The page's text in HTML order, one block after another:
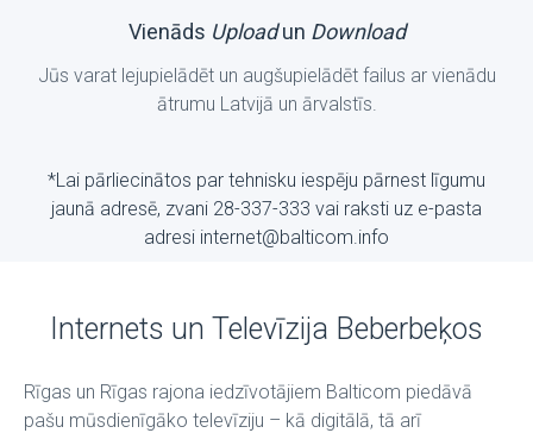
Vienāds Uploadun Download
Jūs varat lejupielādēt un augšupielādēt failus ar vienādu
ātrumu Latvijā un ārvalstīs.
*Lai pārliecinātos par tehnisku iespēju pārnest līgumu
jaunā adresē, zvani 28-337-333 vai raksti uz е-pasta
adresi internet@balticom.info
Internets un Televīzija Beberbeķos
Rīgas un Rīgas rajona iedzīvotājiem Balticom piedāvā
pašu mūsdienīgāko televīziju – kā digitālā, tā arī